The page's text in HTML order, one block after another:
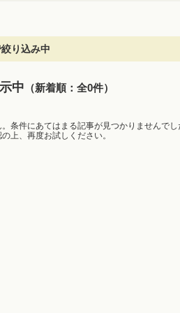
り込み中
中 （新着順：全0件）
条件にあてはまる記事が見つかりませんでし
上、再度お試しください。